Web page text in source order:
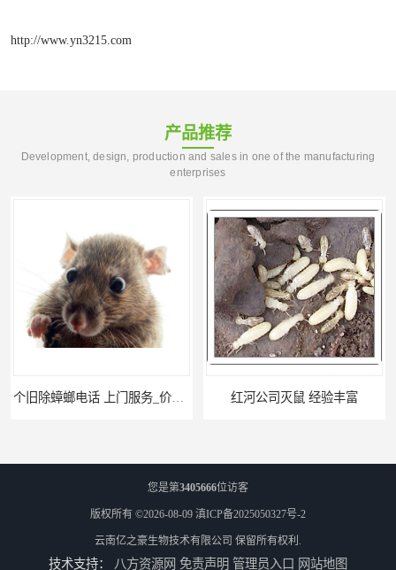
http://www.yn3215.com
产品推荐
Development, design, production and sales in one of the manufacturing
enterprises
红河公司灭鼠 经验丰富
您是第3405666位访客
版权所有 ©2026-08-09 滇ICP备2025050327号-2
云南亿之豪生物技术有限公司 保留所有权利.
技术支持： 八方资源网 免责声明 管理员入口 网站地图